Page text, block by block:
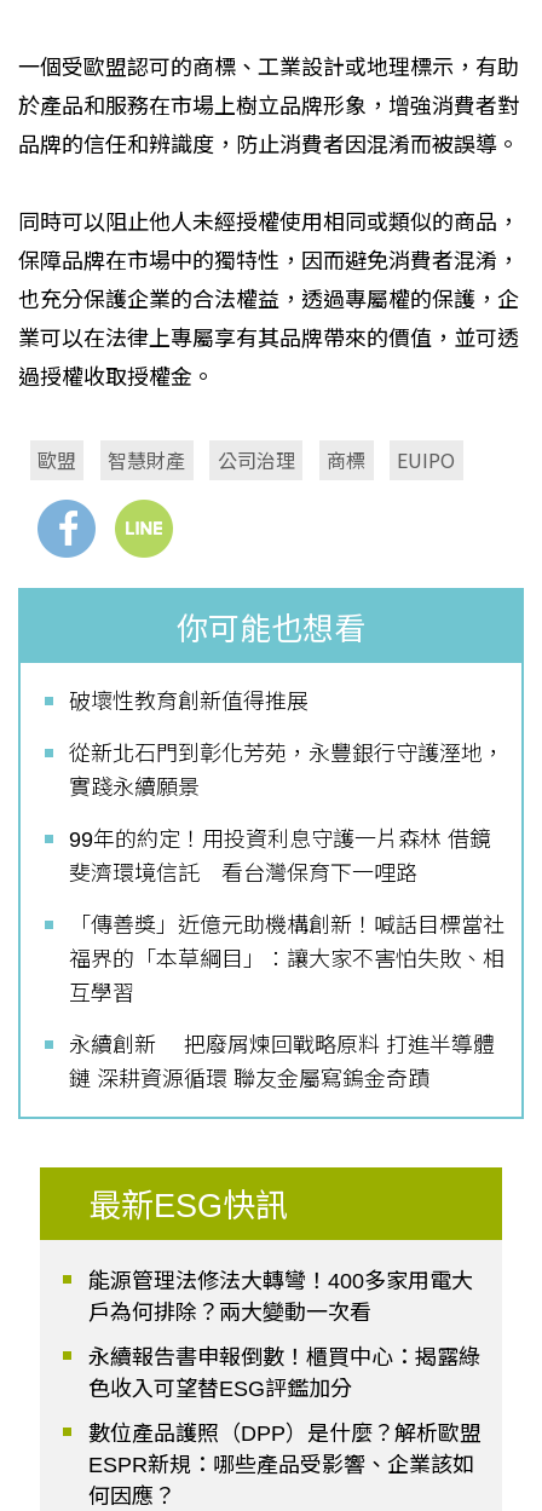
一個受歐盟認可的商標、工業設計或地理標示，有助
於產品和服務在市場上樹立品牌形象，增強消費者對
品牌的信任和辨識度，防止消費者因混淆而被誤導。
同時可以阻止他人未經授權使用相同或類似的商品，
保障品牌在市場中的獨特性，因而避免消費者混淆，
也充分保護企業的合法權益，透過專屬權的保護，企
業可以在法律上專屬享有其品牌帶來的價值，並可透
過授權收取授權金。
歐盟 智慧財產 公司治理 商標 EUIPO
你可能也想看
破壞性教育創新值得推展
從新北石門到彰化芳苑，永豐銀行守護溼地，
實踐永續願景
99年的約定！用投資利息守護一片森林 借鏡
斐濟環境信託 看台灣保育下一哩路
「傳善獎」近億元助機構創新！喊話目標當社
福界的「本草綱目」：讓大家不害怕失敗、相
互學習
永續創新 把廢屑煉回戰略原料 打進半導體
鏈 深耕資源循環 聯友金屬寫鎢金奇蹟
最新ESG快訊
能源管理法修法大轉彎！400多家用電大
戶為何排除？兩大變動一次看
永續報告書申報倒數！櫃買中心：揭露綠
色收入可望替ESG評鑑加分
數位產品護照（DPP）是什麼？解析歐盟
ESPR新規：哪些產品受影響、企業該如
何因應？